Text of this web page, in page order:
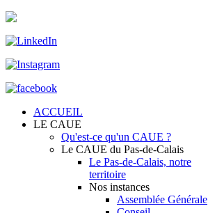
ACCUEIL
LE CAUE
Qu'est-ce qu'un CAUE ?
Le CAUE du Pas-de-Calais
Le Pas-de-Calais, notre
territoire
Nos instances
Assemblée Générale